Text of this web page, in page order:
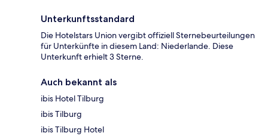
Unterkunftsstandard
Die Hotelstars Union vergibt offiziell Sternebeurteilungen
für Unterkünfte in diesem Land: Niederlande. Diese
Unterkunft erhielt 3 Sterne.
Auch bekannt als
ibis Hotel Tilburg
ibis Tilburg
ibis Tilburg Hotel